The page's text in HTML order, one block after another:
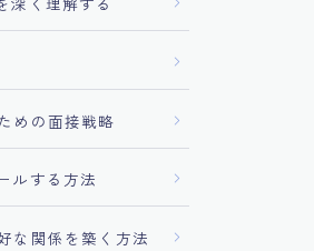
めの面接戦略
ルする方法
な関係を築く方法